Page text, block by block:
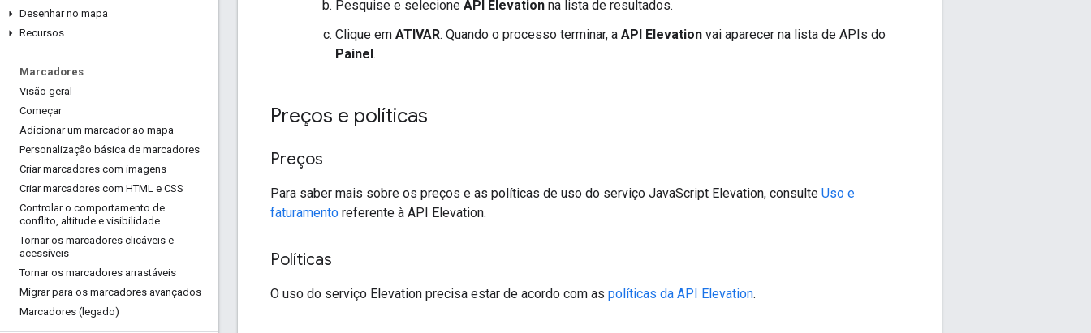
Desenhar no mapa
Recursos
Marcadores
Visão geral
Começar
Adicionar um marcador ao mapa
Personalização básica de marcadores
Criar marcadores com imagens
Criar marcadores com HTML e CSS
Controlar o comportamento de
conflito, altitude e visibilidade
Tornar os marcadores clicáveis e
acessíveis
Tornar os marcadores arrastáveis
Migrar para os marcadores avançados
Marcadores (legado)
Pesquise e selecione API Elevation na lista de resultados.
Clique em ATIVAR. Quando o processo terminar, a API Elevation vai aparecer na lista de APIs do
Painel.
Preços e políticas
Preços
Para saber mais sobre os preços e as políticas de uso do serviço JavaScript Elevation, consulte Uso e
faturamento referente à API Elevation.
Políticas
O uso do serviço Elevation precisa estar de acordo com as políticas da API Elevation.